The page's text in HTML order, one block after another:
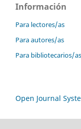
Información
Para lectores/as
Para autores/as
Para bibliotecarios/as
Open Journal